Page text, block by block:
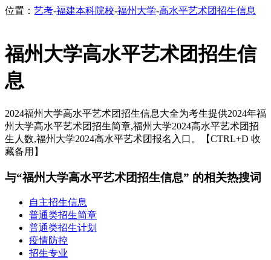
位置： 艺考-福建本科院校-福州大学-高水平艺术团招生信息
福州大学高水平艺术团招生信
息
2024福州大学高水平艺术团招生信息大全为考生提供2024年福
州大学高水平艺术团招生简章,福州大学2024高水平艺术团招
生人数,福州大学2024高水平艺术团报名入口。【CTRL+D 收
藏备用】
与“福州大学高水平艺术团招生信息” 的相关热搜词
自主招生信息
普通类招生简章
普通类招生计划
疫情防控
招生专业